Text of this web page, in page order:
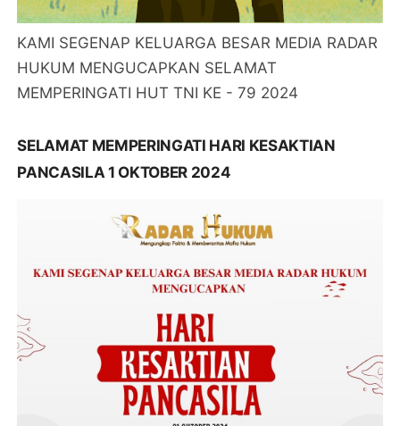
KAMI SEGENAP KELUARGA BESAR MEDIA RADAR
HUKUM MENGUCAPKAN SELAMAT
MEMPERINGATI HUT TNI KE - 79 2024
SELAMAT MEMPERINGATI HARI KESAKTIAN
PANCASILA 1 OKTOBER 2024